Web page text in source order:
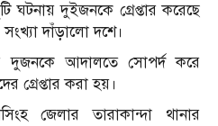
ঘটনায় দুইজনকে গ্রেপ্তার করেছে
সংখ্যা দাঁড়ালো দশে।
দুজনকে আদালতে সোপর্দ করে
গ্রেপ্তার করা হয়।
জেলার তারাকান্দা থানার